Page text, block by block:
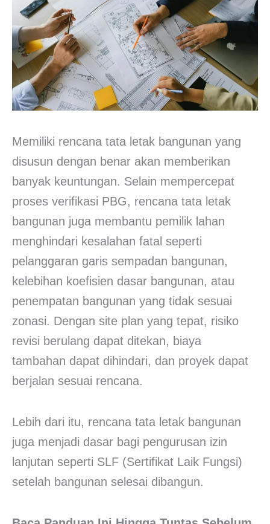
Memiliki rencana tata letak bangunan yang
disusun dengan benar akan memberikan
banyak keuntungan. Selain mempercepat
proses verifikasi PBG, rencana tata letak
bangunan juga membantu pemilik lahan
menghindari kesalahan fatal seperti
pelanggaran garis sempadan bangunan,
kelebihan koefisien dasar bangunan, atau
penempatan bangunan yang tidak sesuai
zonasi. Dengan site plan yang tepat, risiko
revisi berulang dapat ditekan, biaya
tambahan dapat dihindari, dan proyek dapat
berjalan sesuai rencana.
Lebih dari itu, rencana tata letak bangunan
juga menjadi dasar bagi pengurusan izin
lanjutan seperti SLF (Sertifikat Laik Fungsi)
setelah bangunan selesai dibangun.